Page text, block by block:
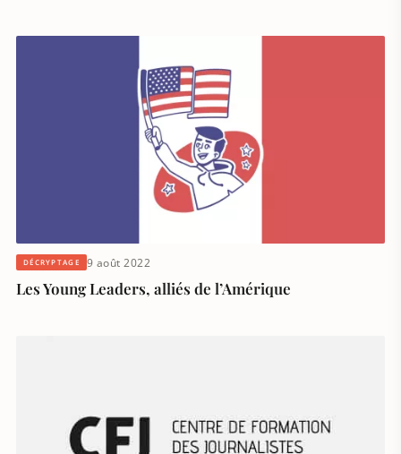
DÉCRYPTAGE 9 août 2022
Les Young Leaders, alliés de l’Amérique